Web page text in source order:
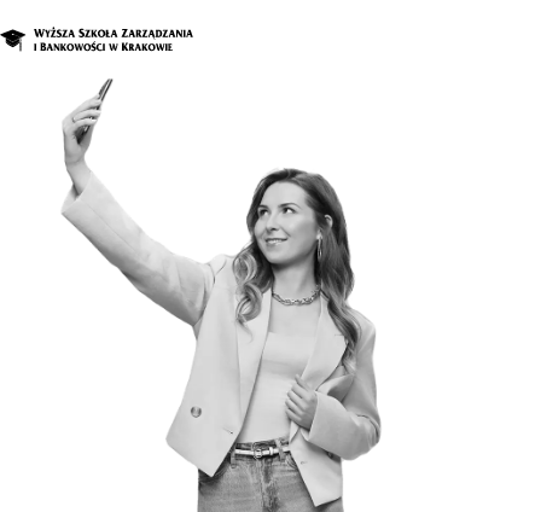
Studia podyplomowe i kursy
Zapisz się na studia